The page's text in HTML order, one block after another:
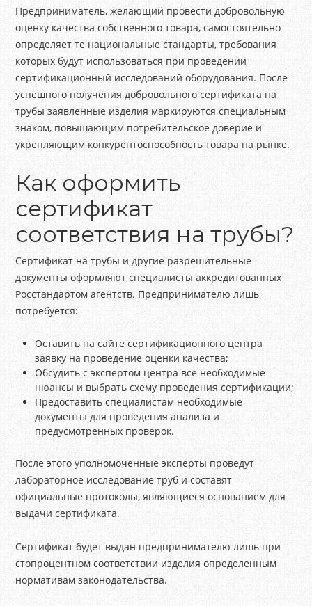
Предприниматель, желающий провести добровольную
оценку качества собственного товара, самостоятельно
определяет те национальные стандарты, требования
которых будут использоваться при проведении
сертификационный исследований оборудования. После
успешного получения добровольного сертификата на
трубы заявленные изделия маркируются специальным
знаком, повышающим потребительское доверие и
укрепляющим конкурентоспособность товара на рынке.
Как оформить
сертификат
соответствия на трубы?
Сертификат на трубы и другие разрешительные
документы оформляют специалисты аккредитованных
Росстандартом агентств. Предпринимателю лишь
потребуется:
Оставить на сайте сертификационного центра
заявку на проведение оценки качества;
Обсудить с экспертом центра все необходимые
нюансы и выбрать схему проведения сертификации;
Предоставить специалистам необходимые
документы для проведения анализа и
предусмотренных проверок.
После этого уполномоченные эксперты проведут
лабораторное исследование труб и составят
официальные протоколы, являющиеся основанием для
выдачи сертификата.
Сертификат будет выдан предпринимателю лишь при
стопроцентном соответствии изделия определенным
нормативам законодательства.